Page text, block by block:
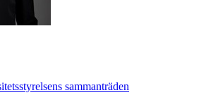
sammanträden